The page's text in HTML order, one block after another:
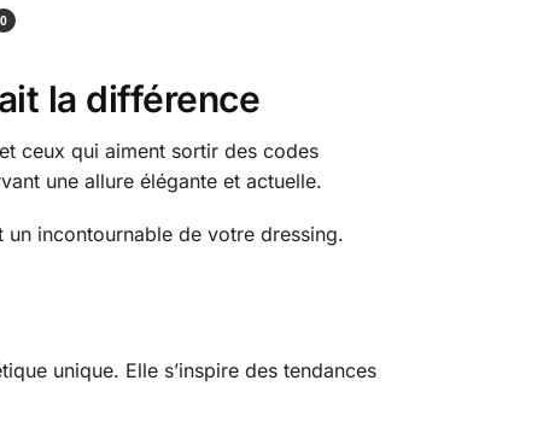
0
la différence
ceux qui aiment sortir des codes
une allure élégante et actuelle.
incontournable de votre dressing.
unique. Elle s’inspire des tendances